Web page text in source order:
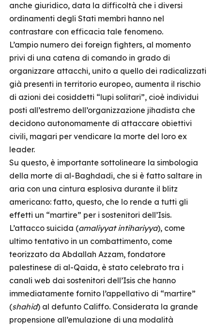
anche giuridico, data la difficoltà che i diversi
ordinamenti degli Stati membri hanno nel
contrastare con efficacia tale fenomeno.
L’ampio numero dei foreign fighters, al momento
privi di una catena di comando in grado di
organizzare attacchi, unito a quello dei radicalizzati
già presenti in territorio europeo, aumenta il rischio
di azioni dei cosiddetti “lupi solitari”, cioè individui
posti all’estremo dell’organizzazione jihadista che
decidono autonomamente di attaccare obiettivi
civili, magari per vendicare la morte del loro ex
leader.
Su questo, è importante sottolineare la simbologia
della morte di al-Baghdadi, che si è fatto saltare in
aria con una cintura esplosiva durante il blitz
americano: fatto, questo, che lo rende a tutti gli
effetti un “martire” per i sostenitori dell’Isis.
L’attacco suicida (amaliyyat intihariyya), come
ultimo tentativo in un combattimento, come
teorizzato da Abdallah Azzam, fondatore
palestinese di al-Qaida, è stato celebrato tra i
canali web dai sostenitori dell’Isis che hanno
immediatamente fornito l’appellativo di “martire”
(shahid) al defunto Califfo. Considerata la grande
propensione all’emulazione di una modalità